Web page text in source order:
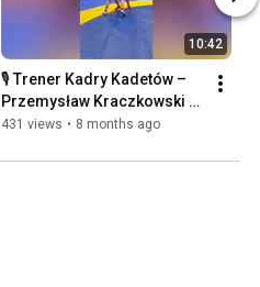
10:42
🎙️ Trener Kadry Kadetów –
Przemysław Kraczkowski
podsumowuje sezon!
431 views • 8 months ago